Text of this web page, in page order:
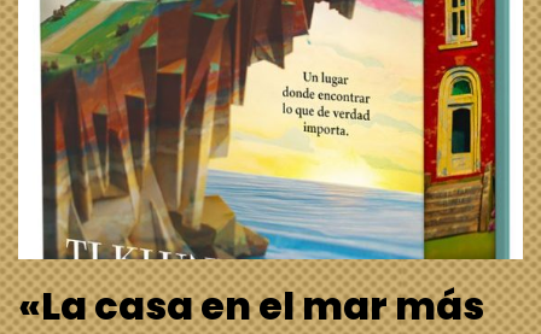
«La casa en el mar más